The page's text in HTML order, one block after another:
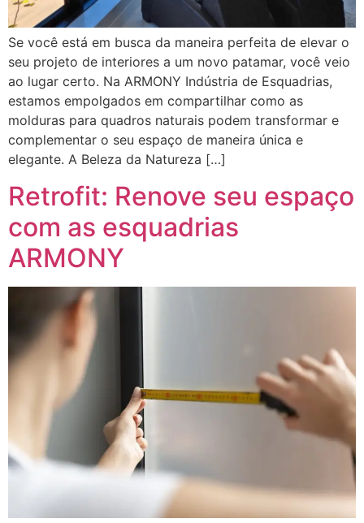
Se você está em busca da maneira perfeita de elevar o
seu projeto de interiores a um novo patamar, você veio
ao lugar certo. Na ARMONY Indústria de Esquadrias,
estamos empolgados em compartilhar como as
molduras para quadros naturais podem transformar e
complementar o seu espaço de maneira única e
elegante. A Beleza da Natureza […]
Retrofit: Renove seu espaço
com as esquadrias
ARMONY